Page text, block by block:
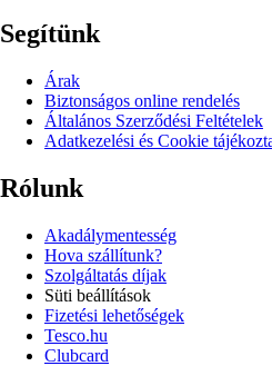
Segítünk
Árak
Biztonságos online rendelés
Általános Szerződési Feltételek
Adatkezelési és Cookie
Rólunk
Akadálymentesség
Hova szállítunk?
Szolgáltatás díjak
Süti beállítások
Fizetési lehetőségek
Tesco.hu
Clubcard